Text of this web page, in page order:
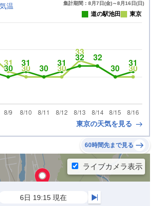
温 集計期間：8月7日(金)～8月16日(日)
道の駅池田 東京
東京の天気を見る
60時間先まで見る